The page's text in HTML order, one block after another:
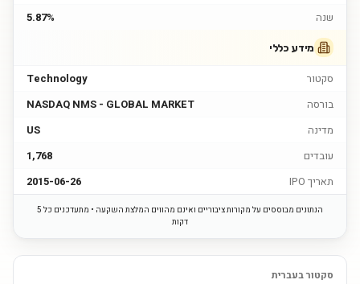
שנה
5.87%
מידע כללי
סקטור
Technology
בורסה
NASDAQ NMS - GLOBAL MARKET
מדינה
US
עובדים
1,768
תאריך IPO
2015-06-26
הנתונים מבוססים על מקורות ציבוריים ואינם מהווים המלצת השקעה • מתעדכנים כל 5
דקות
סקטור בעברית